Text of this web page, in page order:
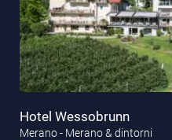
Hotel Wessobrunn
Merano - Merano & dintorni